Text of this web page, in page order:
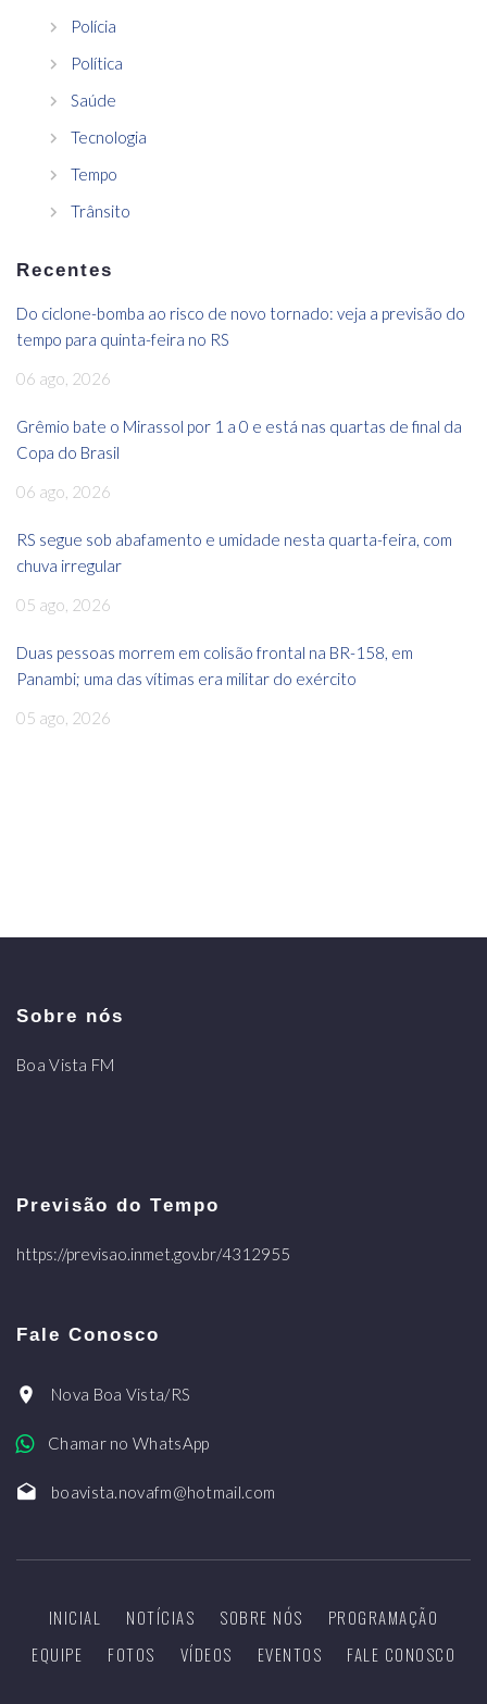
Polícia
Política
Saúde
Tecnologia
Tempo
Trânsito
Recentes
Do ciclone-bomba ao risco de novo tornado: veja a previsão do
tempo para quinta-feira no RS
06 ago, 2026
Grêmio bate o Mirassol por 1 a 0 e está nas quartas de final da
Copa do Brasil
06 ago, 2026
RS segue sob abafamento e umidade nesta quarta-feira, com
chuva irregular
05 ago, 2026
Duas pessoas morrem em colisão frontal na BR-158, em
Panambi; uma das vítimas era militar do exército
05 ago, 2026
Sobre nós
Boa Vista FM
Previsão do Tempo
https://previsao.inmet.gov.br/4312955
Fale Conosco
Nova Boa Vista/RS
Chamar no WhatsApp
boavista.novafm@hotmail.com
INICIAL NOTÍCIAS SOBRE NÓS
PROGRAMAÇÃO
EQUIPE
FOTOS VÍDEOS EVENTOS FALE CONOSCO